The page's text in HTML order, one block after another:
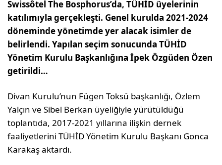
Swissôtel The Bosphorus’da, TÜHİD üyelerinin
katılımıyla gerçekleşti. Genel kurulda 2021-2024
döneminde yönetimde yer alacak isimler de
belirlendi. Yapılan seçim sonucunda TÜHİD
Yönetim Kurulu Başkanlığına İpek Özgüden Özen
getirildi…
Divan Kurulu’nun Fügen Toksü başkanlığı, Özlem
Yalçın ve Sibel Berkan üyeliğiyle yürütüldüğü
toplantıda, 2017-2021 yıllarına ilişkin dernek
faaliyetlerini TÜHİD Yönetim Kurulu Başkanı Gonca
Karakaş aktardı.